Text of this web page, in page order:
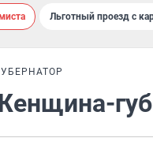
Льготный проезд с